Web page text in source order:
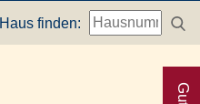
Haus finden: